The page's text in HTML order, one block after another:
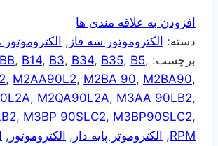
افزودن به علاقه مندی ها
دسته: الکتروموتور سه فاز ,
برچسب:
, B14, B3, B34, B35, B5,
, M2AA90L2, M2BA 90, M2BA90,
, M2QA90L2A, M3AA 90LB2,
, M3BP 90SLC2, M3BP90SLC2,
RPM
, الکتروموتر پایه دار , الکتروموتور ,